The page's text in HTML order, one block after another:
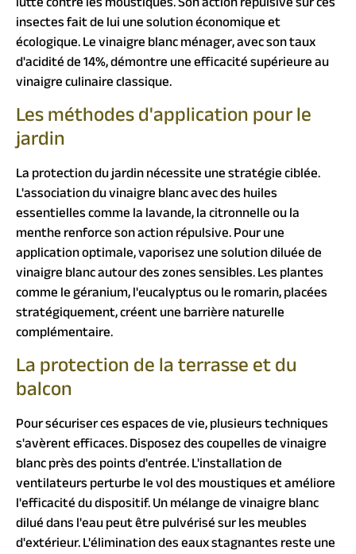
insectes fait de lui une solution économique et
écologique. Le vinaigre blanc ménager, avec son taux
d'acidité de 14%, démontre une efficacité supérieure au
vinaigre culinaire classique.
Les méthodes d'application pour le
jardin
La protection du jardin nécessite une stratégie ciblée.
L'association du vinaigre blanc avec des huiles
essentielles comme la lavande, la citronnelle ou la
menthe renforce son action répulsive. Pour une
application optimale, vaporisez une solution diluée de
vinaigre blanc autour des zones sensibles. Les plantes
comme le géranium, l'eucalyptus ou le romarin, placées
stratégiquement, créent une barrière naturelle
complémentaire.
La protection de la terrasse et du
balcon
Pour sécuriser ces espaces de vie, plusieurs techniques
s'avèrent efficaces. Disposez des coupelles de vinaigre
blanc près des points d'entrée. L'installation de
ventilateurs perturbe le vol des moustiques et améliore
l'efficacité du dispositif. Un mélange de vinaigre blanc
dilué dans l'eau peut être pulvérisé sur les meubles
d'extérieur. L'élimination des eaux stagnantes reste une